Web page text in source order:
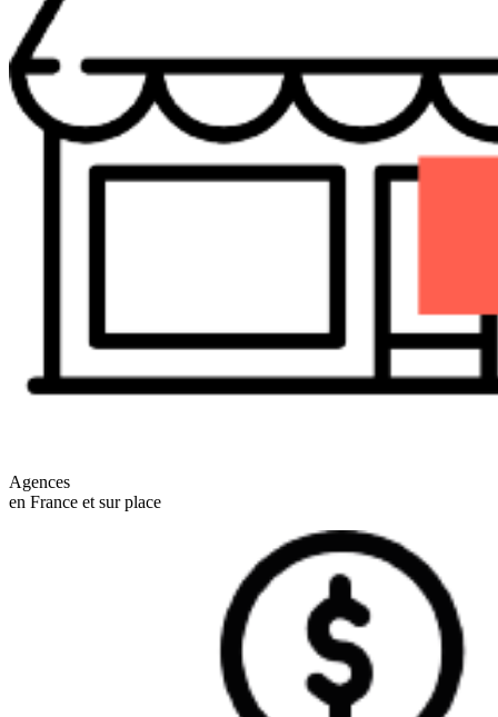
Agences
en France et sur place